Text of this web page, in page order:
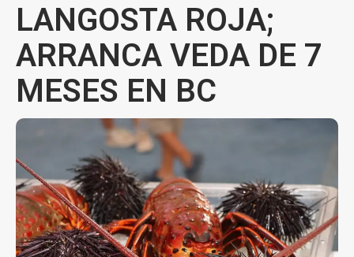
LANGOSTA ROJA;
ARRANCA VEDA DE 7
MESES EN BC